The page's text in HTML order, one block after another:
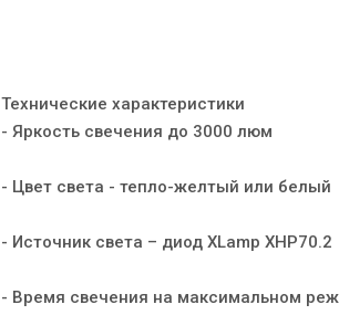
Технические характеристики
- Яркость свечения до 3000 люм
- Цвет света - тепло-желтый или белый
- Источник света – диод XLamp XHP70.2
- Время свечения на максимальном